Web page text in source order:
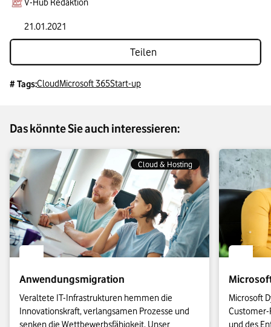
V-Hub Redaktion
21.01.2021
Teilen
# Tags:CloudMicrosoft 365Start-up
Das könnte Sie auch interessieren:
Cloud & Hosting
Anwendungsmigration
Veraltete IT-Infrastrukturen hemmen die
Innovationskraft, verlangsamen Prozesse und
senken die Wettbewerbsfähigkeit. Unser
Microsoft
Customer-
und des